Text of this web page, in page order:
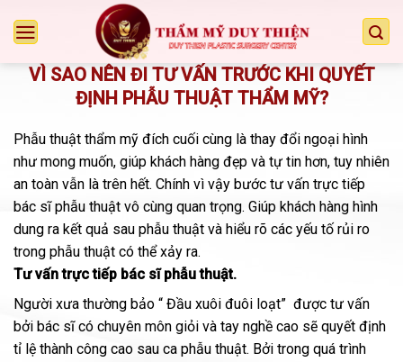
đến
VÌ SAO NÊN ĐI TƯ VẤN TRƯỚC KHI QUYẾT
ĐỊNH PHẪU THUẬT THẨM MỸ?
Phẫu thuật thẩm mỹ đích cuối cùng là thay đổi ngoại hình
như mong muốn, giúp khách hàng đẹp và tự tin hơn, tuy nhiên
an toàn vẫn là trên hết. Chính vì vậy bước tư vấn trực tiếp
bác sĩ phẫu thuật vô cùng quan trọng. Giúp khách hàng hình
dung ra kết quả sau phẫu thuật và hiểu rõ các yếu tố rủi ro
trong phẫu thuật có thể xảy ra.
Tư vấn trực tiếp bác sĩ phẫu thuật.
Người xưa thường bảo “ Đầu xuôi đuôi loạt” được tư vấn
bởi bác sĩ có chuyên môn giỏi và tay nghề cao sẽ quyết định
tỉ lệ thành công cao sau ca phẫu thuật. Bởi trong quá trình